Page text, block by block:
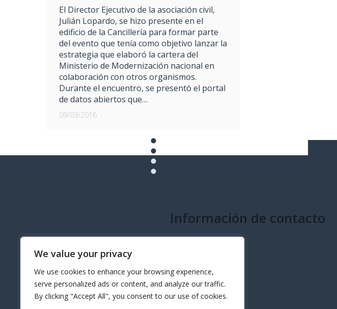
We value your privacy
We use cookies to enhance your browsing experience,
serve personalized ads or content, and analyze our traffic.
By clicking "Accept All", you consent to our use of cookies.
El Director Ejecutivo de la asociación civil,
Julián Lopardo, se hizo presente en el
edificio de la Cancillería para formar parte
del evento que tenía como objetivo lanzar la
estrategia que elaboró la cartera del
Ministerio de Modernización nacional en
colaboración con otros organismos.
Durante el encuentro, se presentó el portal
de datos abiertos que…
09/03/2016
Información de contacto